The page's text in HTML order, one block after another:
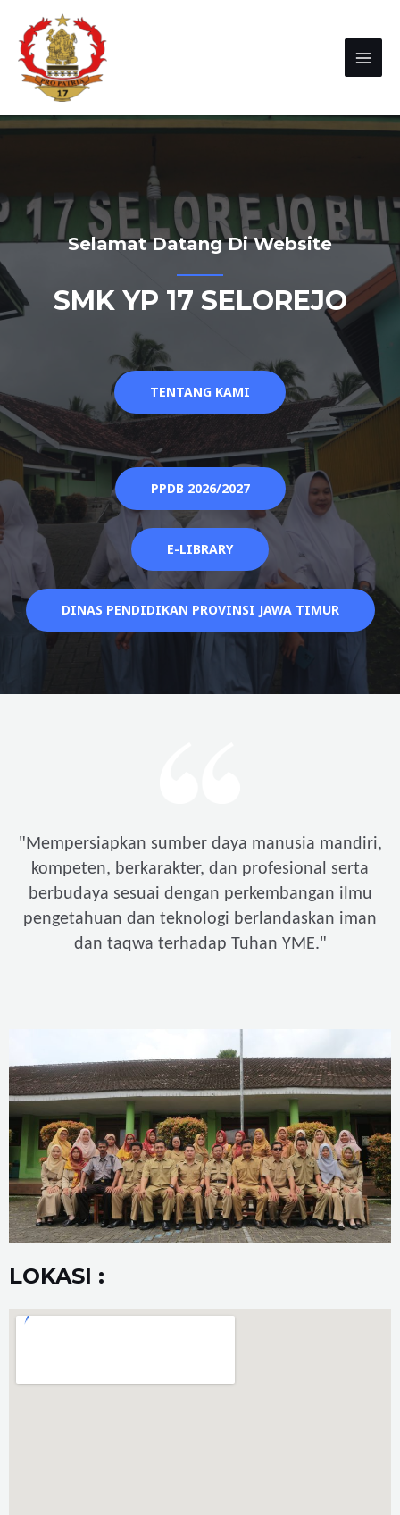
Selamat Datang Di Website
SMK YP 17 SELOREJO
TENTANG KAMI
PPDB 2026/2027
E-LIBRARY
DINAS PENDIDIKAN PROVINSI JAWA TIMUR
"Mempersiapkan sumber daya manusia mandiri,
kompeten, berkarakter, dan profesional serta
berbudaya sesuai dengan perkembangan ilmu
pengetahuan dan teknologi berlandaskan iman
dan taqwa terhadap Tuhan YME."
LOKASI :